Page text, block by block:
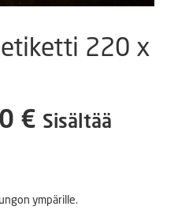
220 x
€
-
Sisältää
ympärille.